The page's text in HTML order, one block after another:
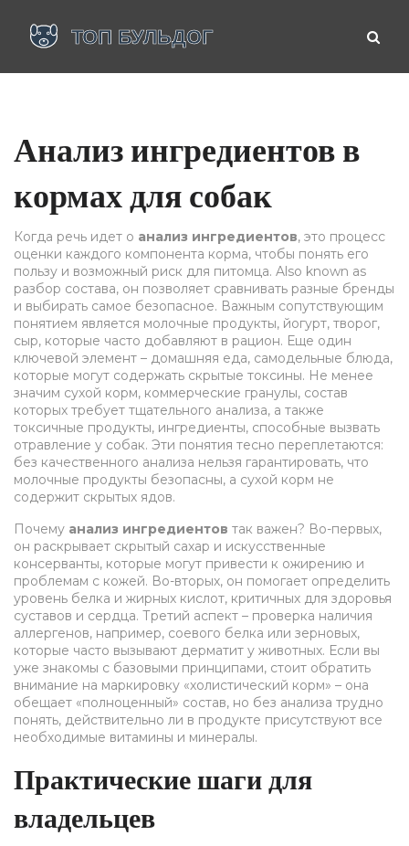
Анализ ингредиентов в
кормах для собак
Когда речь идет о анализ ингредиентов, это процесс
оценки каждого компонента корма, чтобы понять его
пользу и возможный риск для питомца. Also known as
разбор состава, он позволяет сравнивать разные бренды
и выбирать самое безопасное. Важным сопутствующим
понятием является молочные продукты, йогурт, творог,
сыр, которые часто добавляют в рацион. Еще один
ключевой элемент – домашняя еда, самодельные блюда,
которые могут содержать скрытые токсины. Не менее
значим сухой корм, коммерческие гранулы, состав
которых требует тщательного анализа, а также
токсичные продукты, ингредиенты, способные вызвать
отравление у собак. Эти понятия тесно переплетаются:
без качественного анализа нельзя гарантировать, что
молочные продукты безопасны, а сухой корм не
содержит скрытых ядов.
Почему анализ ингредиентов так важен? Во-первых,
он раскрывает скрытый сахар и искусственные
консерванты, которые могут привести к ожирению и
проблемам с кожей. Во-вторых, он помогает определить
уровень белка и жирных кислот, критичных для здоровья
суставов и сердца. Третий аспект – проверка наличия
аллергенов, например, соевого белка или зерновых,
которые часто вызывают дерматит у животных. Если вы
уже знакомы с базовыми принципами, стоит обратить
внимание на маркировку «холистический корм» – она
обещает «полноценный» состав, но без анализа трудно
понять, действительно ли в продукте присутствуют все
необходимые витамины и минералы.
Практические шаги для
владельцев